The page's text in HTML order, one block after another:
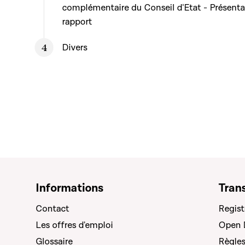
complémentaire du Conseil d'Etat -
rapport
Divers
Informations
Contact
Les offres d'emploi
Glossaire
Open